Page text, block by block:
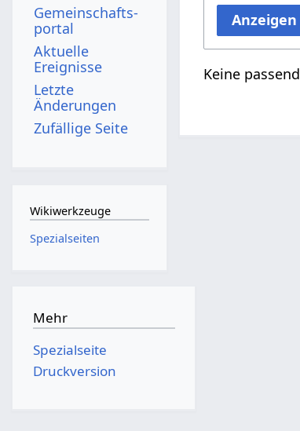
Anzeigen
Keine
Gemeinschafts­
portal
Aktuelle
Ereignisse
Letzte
Änderungen
Zufällige Seite
Wikiwerkzeuge
Spezialseiten
Mehr
Spezialseite
Druckversion